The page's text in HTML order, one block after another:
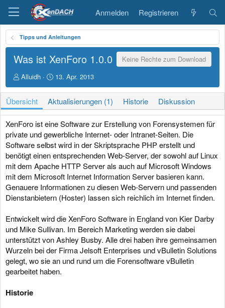
Anmelden Registrieren
Tipps und Anleitungen
Was ist XenForo 1.0.0
Keine Rechte zum Download
A
u
t
o
r
Alluidh
D
a
t
u
m
E
s
t
e
l
l
u
g
13. Apr. 2013
Übersicht Aktualisierungen (1) Historie Diskussion
XenForo ist eine Software zur Erstellung von Forensystemen für
private und gewerbliche Internet- oder Intranet-Seiten. Die
Software selbst wird in der Skriptsprache PHP erstellt und
benötigt einen entsprechenden Web-Server, der sowohl auf Linux
mit dem Apache HTTP Server als auch auf Microsoft Windows
mit dem Microsoft Internet Information Server basieren kann.
Genauere Informationen zu diesen Web-Servern und passenden
Dienstanbietern (Hoster) lassen sich reichlich im Internet finden.
Entwickelt wird die XenForo Software in England von Kier Darby
und Mike Sullivan. Im Bereich Marketing werden sie dabei
unterstützt von Ashley Busby. Alle drei haben ihre gemeinsamen
Wurzeln bei der Firma Jelsoft Enterprises und vBulletin Solutions
gelegt, wo sie an und rund um die Forensoftware vBulletin
gearbeitet haben.
Historie